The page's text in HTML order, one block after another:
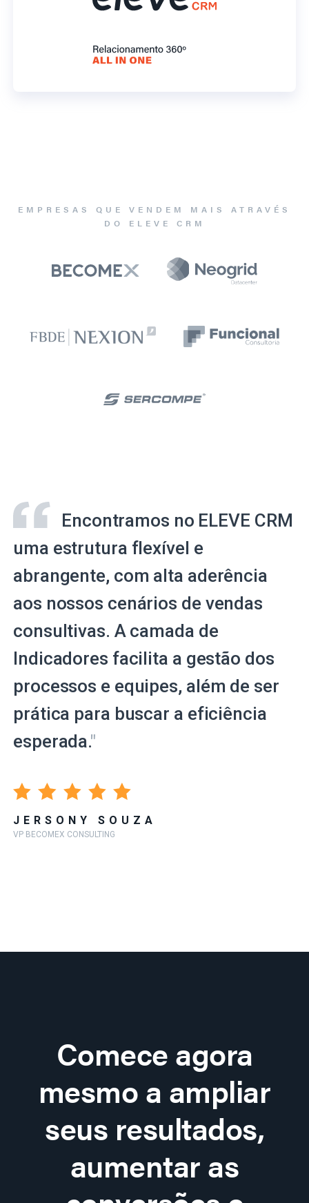
EMPRESAS QUE VENDEM MAIS ATRAVÉS
DO ELEVE CRM
Encontramos no ELEVE CRM
uma estrutura flexível e
abrangente, com alta aderência
aos nossos cenários de vendas
consultivas. A camada de
Indicadores facilita a gestão dos
processos e equipes, além de ser
prática para buscar a eficiência
esperada."
JERSONY SOUZA
VP BECOMEX CONSULTING
Comece agora
mesmo a ampliar
seus resultados,
aumentar as